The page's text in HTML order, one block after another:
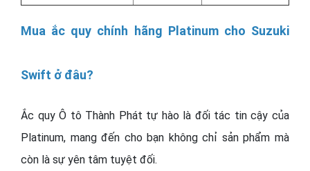
Mua ắc quy chính hãng Platinum cho Suzuki
Swift ở đâu?
Ắc quy Ô tô Thành Phát tự hào là đối tác tin cậy của
Platinum, mang đến cho bạn không chỉ sản phẩm mà
còn là sự yên tâm tuyệt đối.